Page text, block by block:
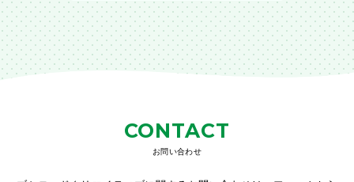
CONTACT
お問い合わせ